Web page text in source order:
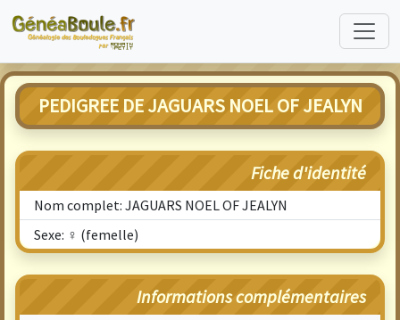
PEDIGREE DE JAGUARS NOEL OF JEALYN
Fiche d'identité
Nom complet: JAGUARS NOEL OF JEALYN
Sexe: ♀ (femelle)
Informations complémentaires